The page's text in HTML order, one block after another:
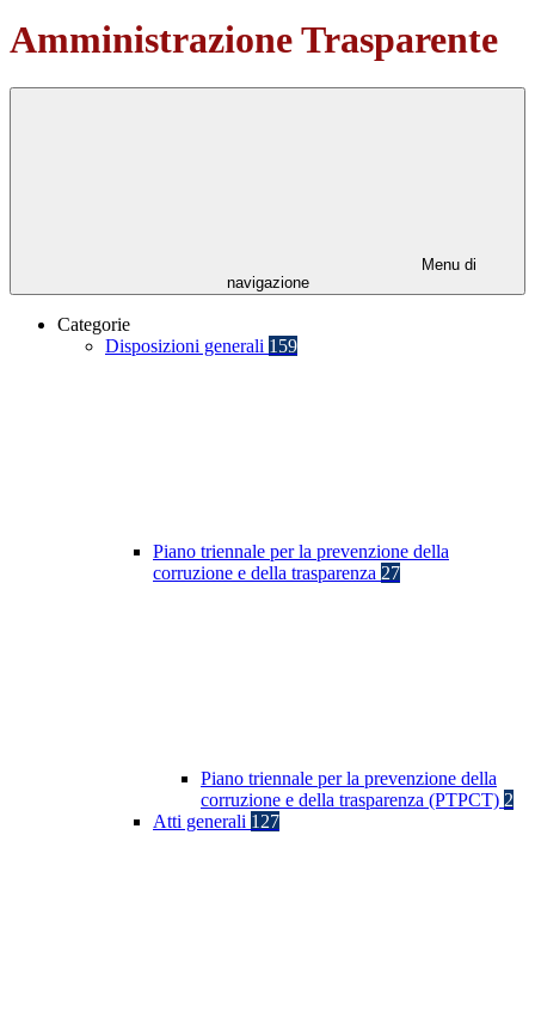
Amministrazione Trasparente
Menu di
navigazione
Categorie
Disposizioni generali 159
Piano triennale per la prevenzione della
corruzione e della trasparenza 27
Piano triennale per la prevenzione della
corruzione e della trasparenza (PTPCT) 2
Atti generali 127